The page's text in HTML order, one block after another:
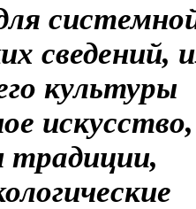
сведений,
культуры
искусство,
традиции,